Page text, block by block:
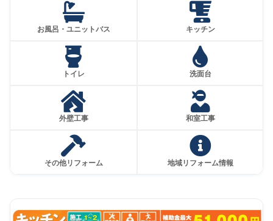
お風呂・ユニットバス キッチン
トイレ 洗面台
外壁工事 和室工事
その他リフォーム 地域リフォーム情報